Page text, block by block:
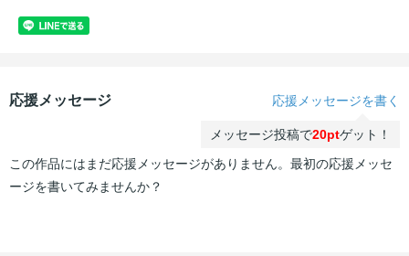
応援メッセージ 応援メッセージを書く
メッセージ投稿で20ptゲット！
この作品にはまだ応援メッセージがありません。最初の応援メッセ
ージを書いてみませんか？